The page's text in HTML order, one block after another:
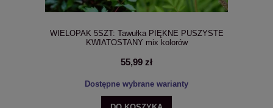
WIELOPAK 5SZT: Tawułka PIĘKNE PUSZYSTE
KWIATOSTANY mix kolorów
55,99 zł
Dostępne wybrane warianty